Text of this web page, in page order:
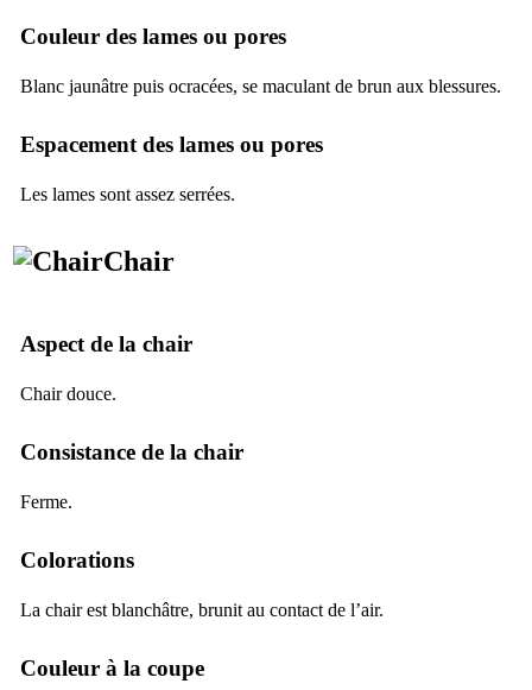
Couleur des lames ou pores
Blanc jaunâtre puis ocracées, se maculant de brun aux blessures.
Espacement des lames ou pores
Les lames sont assez serrées.
Chair
Aspect de la chair
Chair douce.
Consistance de la chair
Ferme.
Colorations
La chair est blanchâtre, brunit au contact de l’air.
Couleur à la coupe